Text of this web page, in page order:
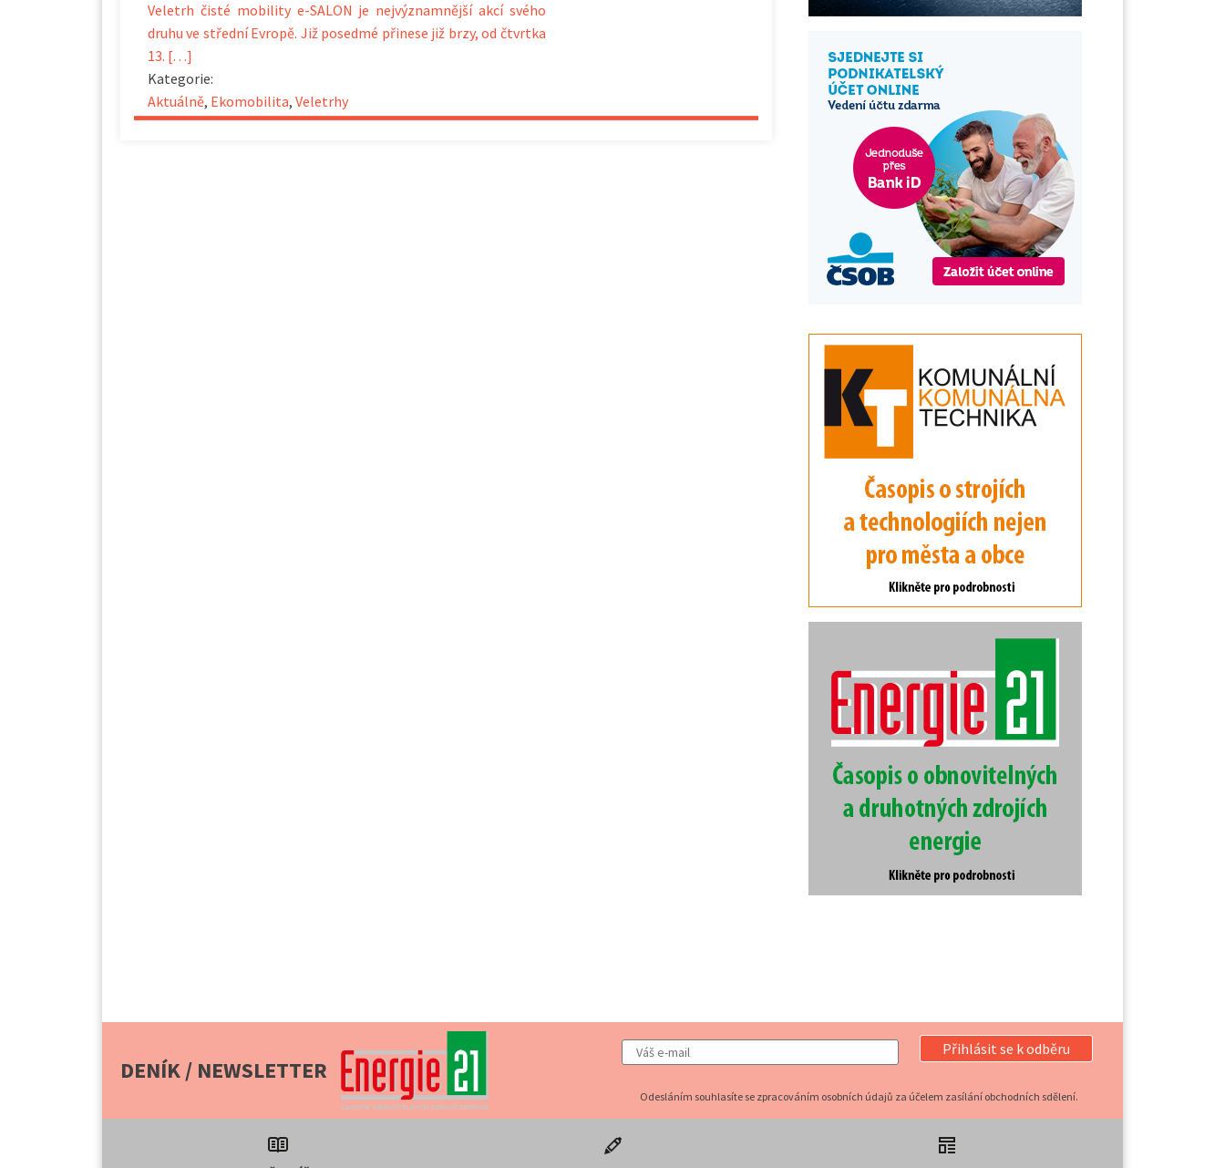
Veletrh čisté mobility e-SALON je nejvýznamnější akcí svého
druhu ve střední Evropě. Již posedmé přinese již brzy, od čtvrtka
13. […]
Kategorie:
Aktuálně, Ekomobilita, Veletrhy
DENÍK / NEWSLETTER
Přihlásit se k odběru
Odesláním souhlasíte se zpracováním osobních údajů za účelem zasílání obchodních sdělení.